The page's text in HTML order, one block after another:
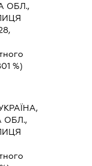
ОБЛ.,
%)
ОБЛ.,